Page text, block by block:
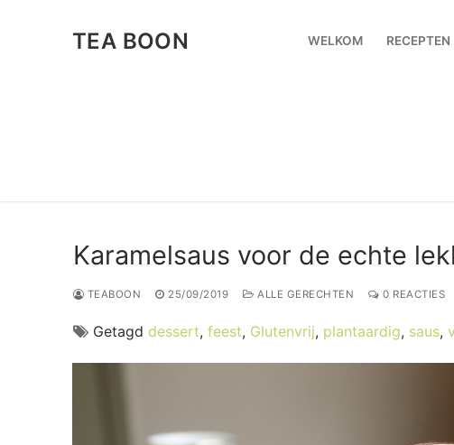
TEA BOON WELKOM RECEPTEN
Karamelsaus voor de echte
TEABOON 25/09/2019 ALLE GERECHTEN 0 REACTIES
Getagd dessert, feest, Glutenvrij, plantaardig, saus,